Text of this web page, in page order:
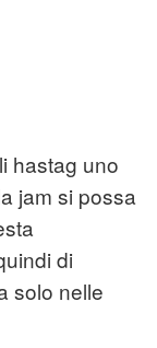
hastag uno
jam si possa
di
solo nelle